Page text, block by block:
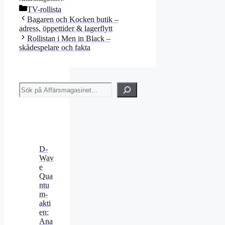
Kategorier
TV-rollista
Bagaren och Kocken butik –
adress, öppettider & lagerflytt
Rollistan i Men in Black –
skådespelare och fakta
Sök
D-
Wav
e
Qua
ntu
m-
akti
en:
Ana